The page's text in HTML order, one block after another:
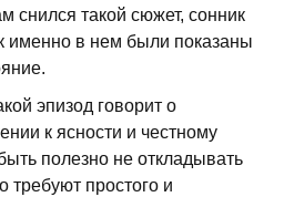
снился такой сюжет, сонник
именно в нем были показаны
эпизод говорит о
к ясности и честному
полезно не откладывать
требуют простого и